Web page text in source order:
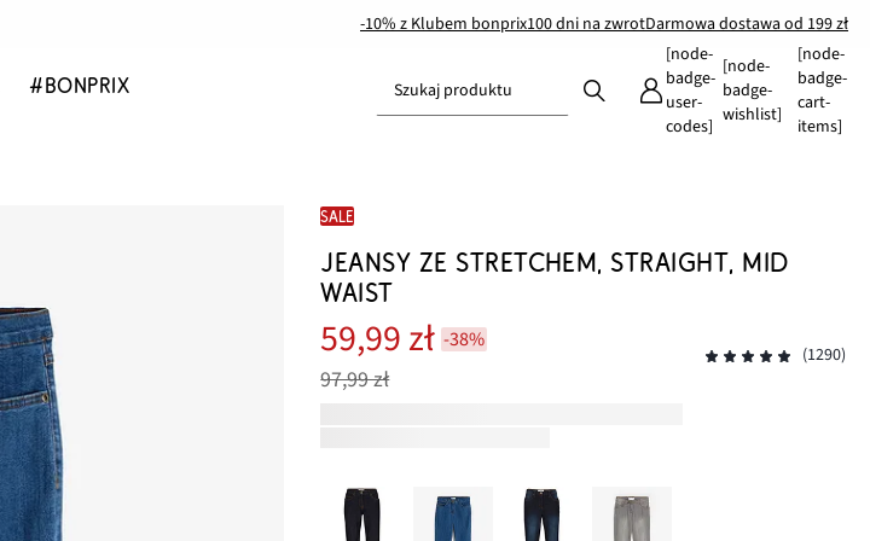
-10% z Klubem bonprix100 dni na zwrotDarmowa dostawa od 199 zł
#BONPRIX Szukaj produktu
[node-
badge-
user-
codes]
[node-
badge-
wishlist]
[node-
badge-
cart-
items]
SALE
JEANSY ZE STRETCHEM, STRAIGHT, MID
WAIST
59,99 zł -38%
97,99 zł
(1290)